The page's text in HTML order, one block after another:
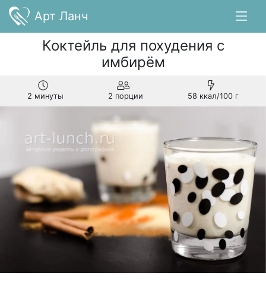
Арт Ланч
Коктейль для похудения с
имбирём
2 минуты 2 порции 58 ккал/100 г